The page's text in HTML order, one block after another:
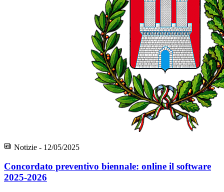
Notizie - 12/05/2025
Concordato preventivo biennale: online il software
2025-2026